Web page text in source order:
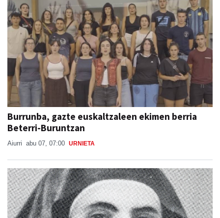
Burrunba, gazte euskaltzaleen ekimen berria
Beterri-Buruntzan
Aiurri abu 07, 07:00 URNIETA